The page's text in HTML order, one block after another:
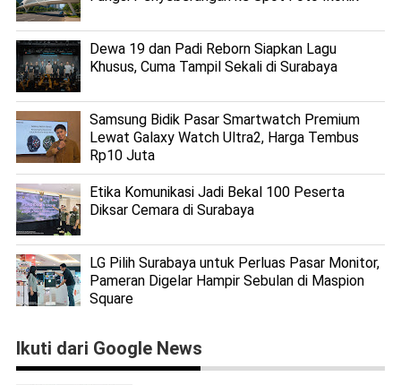
Dewa 19 dan Padi Reborn Siapkan Lagu
Khusus, Cuma Tampil Sekali di Surabaya
Samsung Bidik Pasar Smartwatch Premium
Lewat Galaxy Watch Ultra2, Harga Tembus
Rp10 Juta
Etika Komunikasi Jadi Bekal 100 Peserta
Diksar Cemara di Surabaya
LG Pilih Surabaya untuk Perluas Pasar Monitor,
Pameran Digelar Hampir Sebulan di Maspion
Square
Ikuti dari Google News